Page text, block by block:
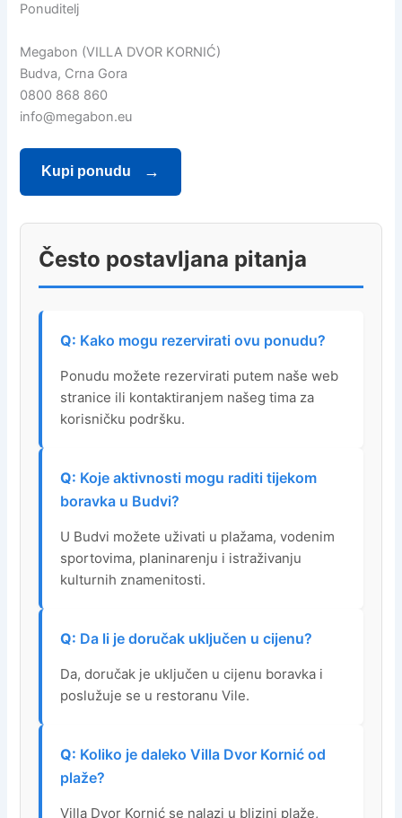
Ponuditelj
Megabon (VILLA DVOR KORNIĆ)
Budva, Crna Gora
0800 868 860
info@megabon.eu
Kupi ponudu
Često postavljana pitanja
Kako mogu rezervirati ovu ponudu?
Ponudu možete rezervirati putem naše web
stranice ili kontaktiranjem našeg tima za
korisničku podršku.
Koje aktivnosti mogu raditi tijekom
boravka u Budvi?
U Budvi možete uživati u plažama, vodenim
sportovima, planinarenju i istraživanju
kulturnih znamenitosti.
Da li je doručak uključen u cijenu?
Da, doručak je uključen u cijenu boravka i
poslužuje se u restoranu Vile.
Koliko je daleko Villa Dvor Kornić od
plaže?
Villa Dvor Kornić se nalazi u blizini plaže,